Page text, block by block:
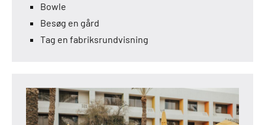
Bowle
Besøg en gård
Tag en fabriksrundvisning